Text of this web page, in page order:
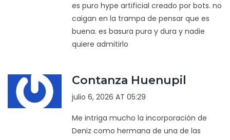
es puro hype artificial creado por bots. no
caigan en la trampa de pensar que es
buena. es basura pura y dura y nadie
quiere admitirlo
Contanza Huenupil
julio 6, 2026 AT 05:29
Me intriga mucho la incorporación de
Deniz como hermana de una de las